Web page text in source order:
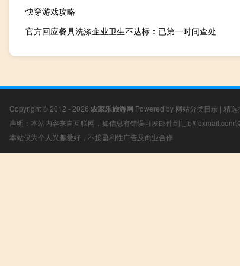
快穿游戏攻略
官方回应餐具洗涤企业卫生不达标：已第一时间查处
Copyright © 2012 - 2026 农家乐旅游网 Powered by 网站分类目录 | 精选
声明：本站内容来自互联网，如信息有错误可发邮件到f_fb#foxmail.com
本站仅为个人兴趣爱好，不接盈利性广告及商业合作